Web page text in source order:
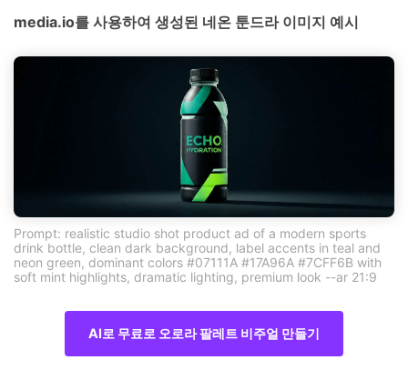
media.io를 사용하여 생성된 네온 툰드라 이미지 예시
Prompt: realistic studio shot product ad of a modern sports
drink bottle, clean dark background, label accents in teal and
neon green, dominant colors #07111A #17A96A #7CFF6B with
soft mint highlights, dramatic lighting, premium look --ar 21:9
AI로 무료로 오로라 팔레트 비주얼 만들기